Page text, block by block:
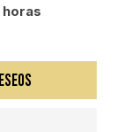
horas